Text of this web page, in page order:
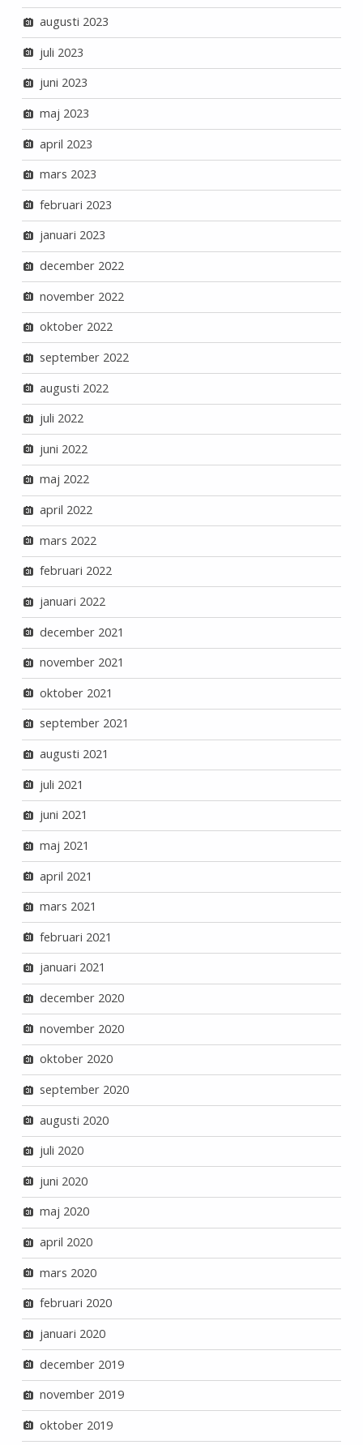
augusti 2023
juli 2023
juni 2023
maj 2023
april 2023
mars 2023
februari 2023
januari 2023
december 2022
november 2022
oktober 2022
september 2022
augusti 2022
juli 2022
juni 2022
maj 2022
april 2022
mars 2022
februari 2022
januari 2022
december 2021
november 2021
oktober 2021
september 2021
augusti 2021
juli 2021
juni 2021
maj 2021
april 2021
mars 2021
februari 2021
januari 2021
december 2020
november 2020
oktober 2020
september 2020
augusti 2020
juli 2020
juni 2020
maj 2020
april 2020
mars 2020
februari 2020
januari 2020
december 2019
november 2019
oktober 2019